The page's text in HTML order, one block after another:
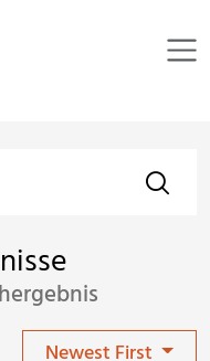
Newest First